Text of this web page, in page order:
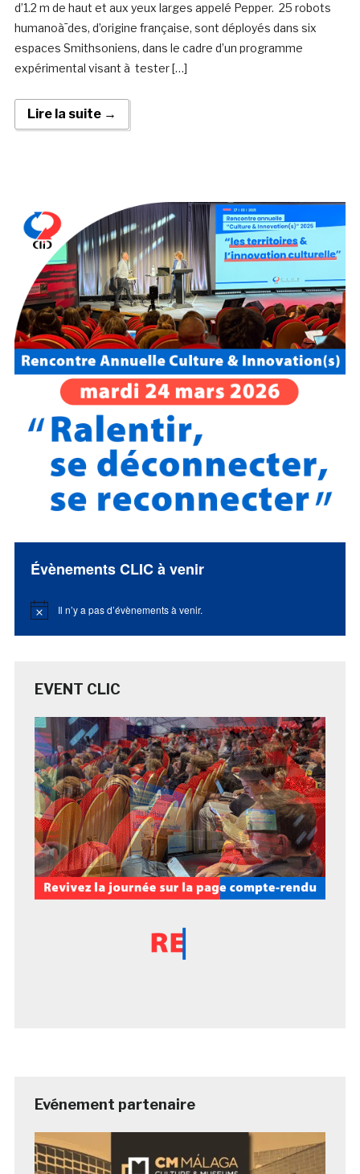
d’1.2 m de haut et aux yeux larges appelé Pepper. 25 robots
humanoà¯des, d’origine française, sont déployés dans six
espaces Smithsoniens, dans le cadre d’un programme
expérimental visant à tester […]
Lire la suite →
Évènements CLIC à venir
Notice Il n’y a pas d’évènements à venir.
EVENT CLIC
Evénement partenaire